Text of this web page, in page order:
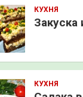
КУХНЯ
Закуска
КУХНЯ